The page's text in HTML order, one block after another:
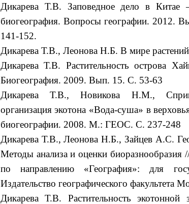
Дикарева Т.В. Заповедное дело в Китае
биогеография. Вопросы географии. 2012.
141-152.
Дикарева Т.В., Леонова Н.Б. В мире
Дикарева Т.В. Растительность острова
Биогеография. 2009. Вып. 15. С. 53-63
Дикарева Т.В., Новикова Н.М.,
организация экотона «Вода-суша» в
биогеографии. 2008. М.: ГЕОС. С. 237-248
Дикарева Т.В., Леонова Н.Б., Зайцев А.С.
Методы анализа и оценки биоразнообразия
по направлению «География»: для
Издательство географического факультета
Дикарева Т.В. Растительность